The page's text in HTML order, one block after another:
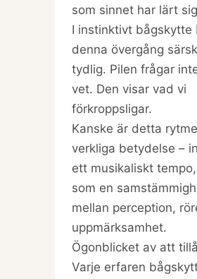
som sinnet har lärt
I instinktivt bågskytte
denna övergång
tydlig. Pilen frågar
vet. Den visar vad vi
förkroppsligar.
Kanske är detta
verkliga betydelse –
ett musikaliskt
som en
mellan perception,
uppmärksamhet.
Ögonblicket av att
Varje erfaren